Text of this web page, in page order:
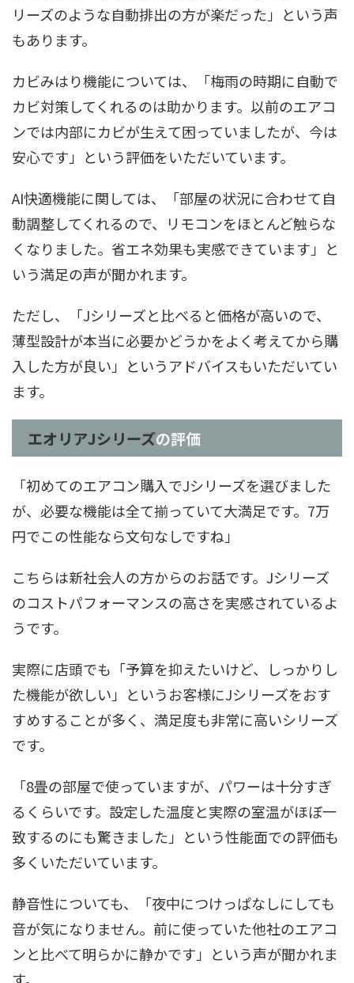
リーズのような自動排出の方が楽だった」という声
もあります。
カビみはり機能については、「梅雨の時期に自動で
カビ対策してくれるのは助かります。以前のエアコ
ンでは内部にカビが生えて困っていましたが、今は
安心です」という評価をいただいています。
AI快適機能に関しては、「部屋の状況に合わせて自
動調整してくれるので、リモコンをほとんど触らな
くなりました。省エネ効果も実感できています」と
いう満足の声が聞かれます。
ただし、「Jシリーズと比べると価格が高いので、
薄型設計が本当に必要かどうかをよく考えてから購
入した方が良い」というアドバイスもいただいてい
ます。
エオリアJシリーズの評価
「初めてのエアコン購入でJシリーズを選びました
が、必要な機能は全て揃っていて大満足です。7万
円でこの性能なら文句なしですね」
こちらは新社会人の方からのお話です。Jシリーズ
のコストパフォーマンスの高さを実感されているよ
うです。
実際に店頭でも「予算を抑えたいけど、しっかりし
た機能が欲しい」というお客様にJシリーズをおす
すめすることが多く、満足度も非常に高いシリーズ
です。
「8畳の部屋で使っていますが、パワーは十分すぎ
るくらいです。設定した温度と実際の室温がほぼ一
致するのにも驚きました」という性能面での評価も
多くいただいています。
静音性についても、「夜中につけっぱなしにしても
音が気になりません。前に使っていた他社のエアコ
ンと比べて明らかに静かです」という声が聞かれま